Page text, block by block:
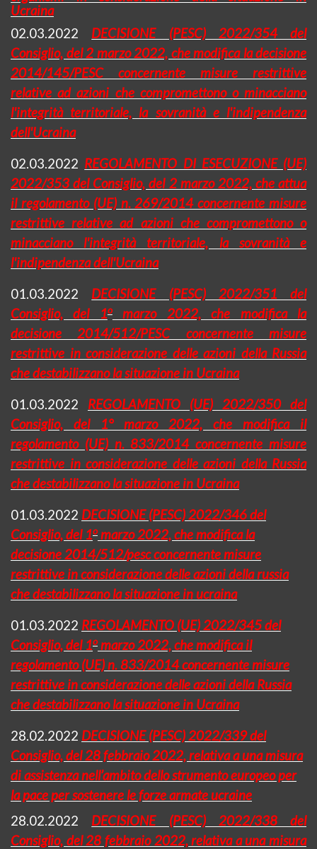
Ucraina
02.03.2022 DECISIONE (PESC) 2022/354 del
Consiglio, del 2 marzo 2022, che modifica la decisione
2014/145/PESC concernente misure restrittive
relative ad azioni che compromettono o minacciano
l'integrità territoriale, la sovranità e l'indipendenza
dell'Ucraina
02.03.2022 REGOLAMENTO DI ESECUZIONE (UE)
2022/353 del Consiglio, del 2 marzo 2022, che attua
il regolamento (UE) n. 269/2014 concernente misure
restrittive relative ad azioni che compromettono o
minacciano l'integrità territoriale, la sovranità e
l'indipendenza dell'Ucraina
01.03.2022 DECISIONE (PESC) 2022/351 del
Consiglio, del 1omarzo 2022, che modifica la
decisione 2014/512/PESC concernente misure
restrittive in considerazione delle azioni della Russia
che destabilizzano la situazione in Ucraina
01.03.2022 REGOLAMENTO (UE) 2022/350 del
Consiglio, del 1° marzo 2022, che modifica il
regolamento (UE) n. 833/2014 concernente misure
restrittive in considerazione delle azioni della Russia
che destabilizzano la situazione in Ucraina
01.03.2022 DECISIONE (PESC) 2022/346 del
Consiglio, del 1omarzo 2022, che modifica la
decisione 2014/512/pescconcernente misure
restrittive in considerazione delle azioni dellarussia
che destabilizzano la situazione in ucraina
01.03.2022 REGOLAMENTO (UE) 2022/345 del
Consiglio, del 1omarzo 2022, che modifica il
regolamento (UE) n. 833/2014 concernente misure
restrittive in considerazione delle azioni della Russia
che destabilizzano la situazione in Ucraina
28.02.2022 DECISIONE (PESC) 2022/339 del
Consiglio, del 28 febbraio 2022, relativa a una misura
di assistenza nell’ambito dello strumento europeo per
la pace per sostenere le forze armate ucraine
28.02.2022
DECISIONE (PESC) 2022/338 del
Consiglio, del 28 febbraio 2022, relativa a una misura